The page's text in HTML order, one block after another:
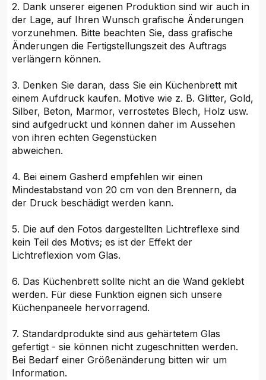
2. Dank unserer eigenen Produktion sind wir auch in
der Lage, auf Ihren Wunsch grafische Änderungen
vorzunehmen. Bitte beachten Sie, dass grafische
Änderungen die Fertigstellungszeit des Auftrags
verlängern können.
3. Denken Sie daran, dass Sie ein Küchenbrett mit
einem Aufdruck kaufen. Motive wie z. B. Glitter, Gold,
Silber, Beton, Marmor, verrostetes Blech, Holz usw.
sind aufgedruckt und können daher im Aussehen
von ihren echten Gegenstücken
abweichen.
4. Bei einem Gasherd empfehlen wir einen
Mindestabstand von 20 cm von den Brennern, da
der Druck beschädigt werden kann.
5. Die auf den Fotos dargestellten Lichtreflexe sind
kein Teil des Motivs; es ist der Effekt der
Lichtreflexion vom Glas.
6. Das Küchenbrett sollte nicht an die Wand geklebt
werden. Für diese Funktion eignen sich unsere
Küchenpaneele hervorragend.
7. Standardprodukte sind aus gehärtetem Glas
gefertigt - sie können nicht zugeschnitten werden.
Bei Bedarf einer Größenänderung bitten wir um
Information.